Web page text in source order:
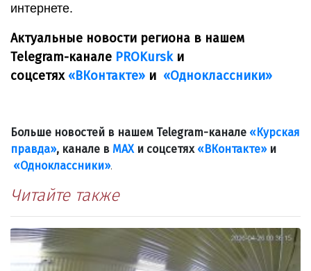
интернете.
Актуальные новости региона в нашем
Telegram-канале PROKurskи
соцсетях «ВКонтакте» и «Одноклассники»
Больше новостей в нашем Telegram-канале «Курская
правда», канале в МАХ и соцсетях «ВКонтакте»и
«Одноклассники».
Читайте также